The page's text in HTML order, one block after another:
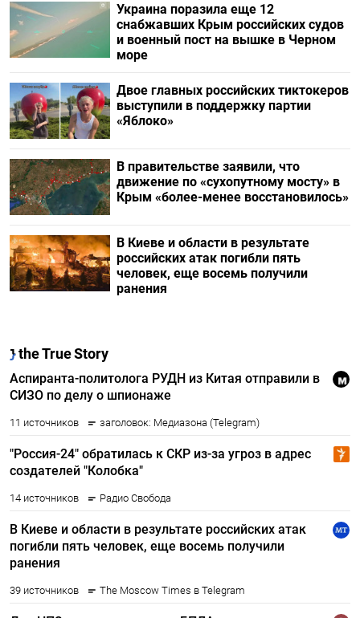
Украина поразила еще 12
снабжавших Крым российских судов
и военный пост на вышке в Черном
море
Двое главных российских тиктокеров
выступили в поддержку партии
«Яблоко»
В правительстве заявили, что
движение по «сухопутному мосту» в
Крым «более-менее восстановилось»
В Киеве и области в результате
российских атак погибли пять
человек, еще восемь получили
ранения